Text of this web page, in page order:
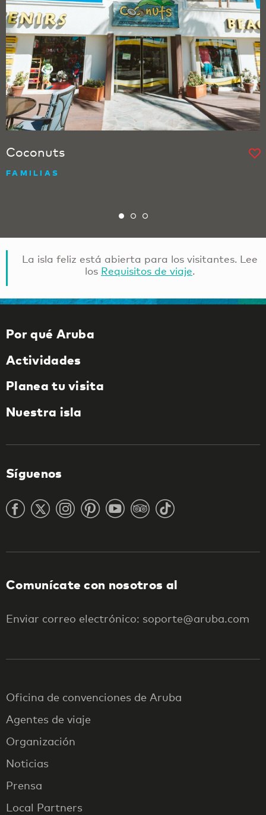
Coconuts
FAMILIAS
La isla feliz está abierta para los visitantes. Lee
los Requisitos de viaje.
Por qué Aruba
Actividades
Planea tu visita
Nuestra isla
Síguenos
Comunícate con nosotros al
Enviar correo electrónico: soporte@aruba.com
Oficina de convenciones de Aruba
Agentes de viaje
Organización
Noticias
Prensa
Local Partners